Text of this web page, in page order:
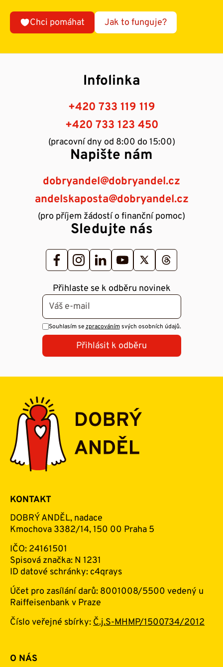
Chci pomáhat Jak to funguje?
Infolinka
+420 733 119 119
+420 733 123 450
(pracovní dny od 8:00 do 15:00)
Napište nám
dobryandel@dobryandel.cz
andelskaposta@dobryandel.cz
(pro příjem žádostí o finanční pomoc)
Sledujte nás
Přihlaste se k odběru novinek
Souhlasím sezpracovánímsvých osobních údajů.
Přihlásit k odběru
KONTAKT
DOBRÝ ANDĚL, nadace
Kmochova 3382/14, 150 00 Praha 5
IČO: 24161501
Spisová značka: N 1231
ID datové schránky: c4qrays
Účet pro zasílání darů: 8001008/5500 vedený u
Raiffeisenbank v Praze
Číslo veřejné sbírky:Č.j.S-MHMP/1500734/2012
O NÁS